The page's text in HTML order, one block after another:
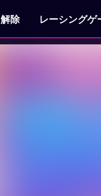
除 レーシングゲ